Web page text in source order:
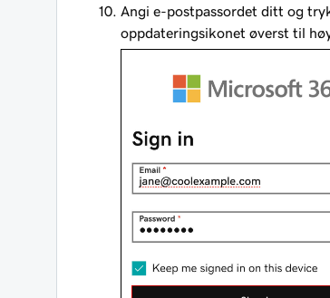
Angi e-postpassordet ditt og
oppdateringsikonet øverst til